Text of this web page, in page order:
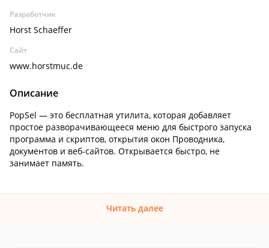
Разработчик
Horst Schaeffer
Сайт
www.horstmuc.de
Описание
PopSel — это бесплатная утилита, которая добавляет
простое разворачивающееся меню для быстрого запуска
программа и скриптов, открытия окон Проводника,
документов и веб-сайтов. Открывается быстро, не
занимает память.
Читать далее